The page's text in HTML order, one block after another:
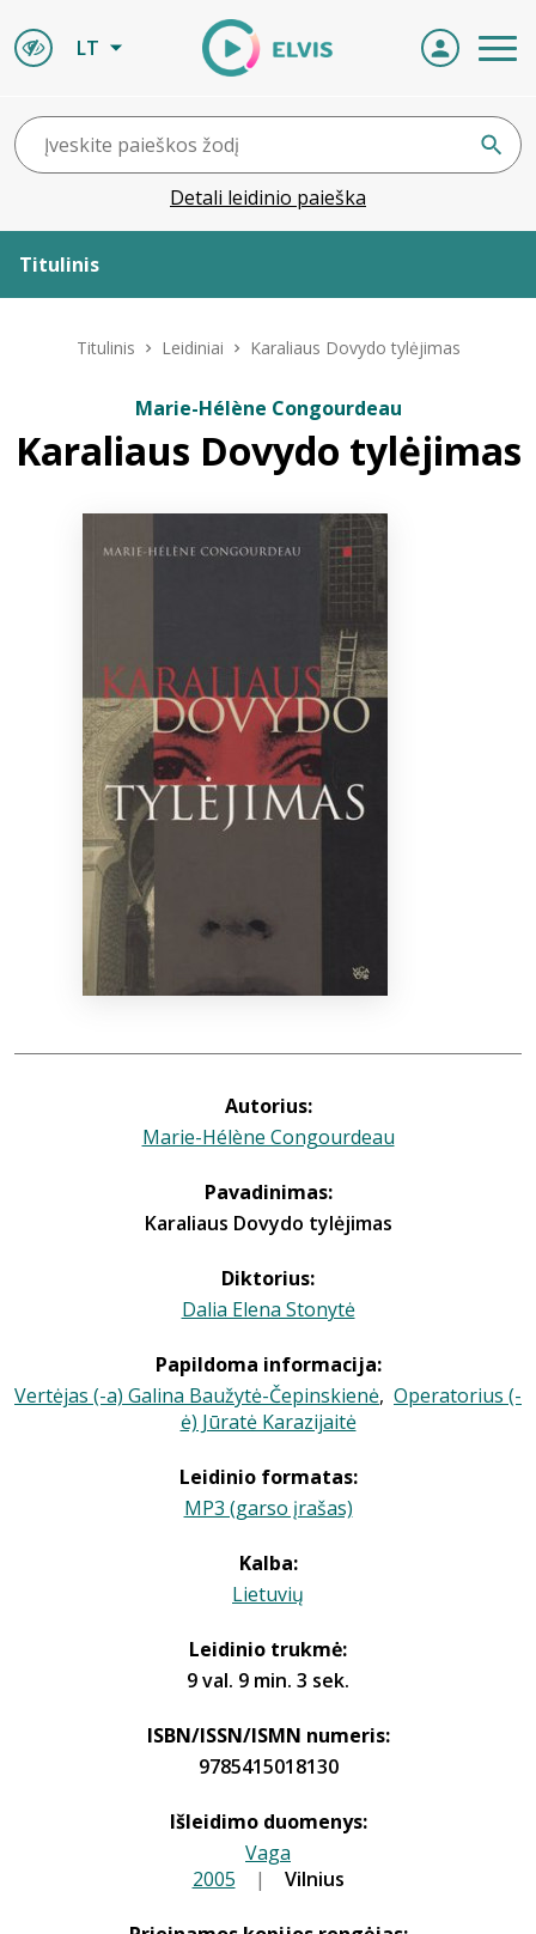
LT
Detali leidinio paieška
Titulinis
ELVIS atvyksta
Titulinis Leidiniai Karaliaus Dovydo tylėjimas
Marie-Hélène Congourdeau
Karaliaus Dovydo tylėjimas
Autorius:
Marie-Hélène Congourdeau
Pavadinimas:
Karaliaus Dovydo tylėjimas
Diktorius:
Dalia Elena Stonytė
Papildoma informacija:
Vertėjas (-a) Galina Baužytė-Čepinskienė, Operatorius (-
ė) Jūratė Karazijaitė
Leidinio formatas:
MP3 (garso įrašas)
Kalba:
Lietuvių
Leidinio trukmė:
9 val. 9 min. 3 sek.
ISBN/ISSN/ISMN numeris:
9785415018130
Išleidimo duomenys:
Vaga
2005 | Vilnius